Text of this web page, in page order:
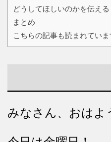
どうしてほしいのかを伝える
まとめ
こちらの記事も読まれていま
みなさん、おはよ